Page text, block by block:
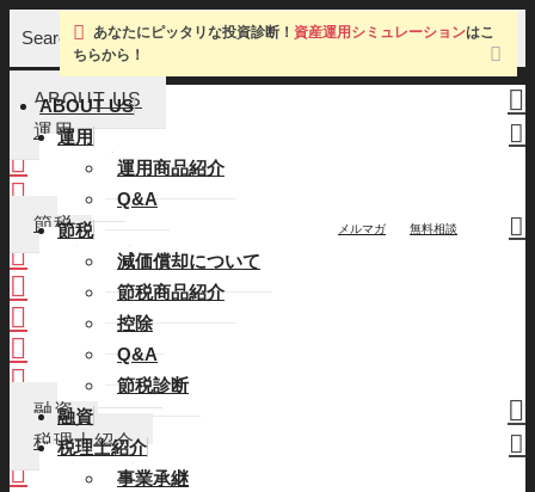
Search
ABOUT US
運用
運用商品紹介
Q&A
節税
減価償却について
節税商品紹介
控除
Q&A
節税診断
融資
税理士紹介
事業承継
メルマガ 無料相談
あなたにピッタリな投資診断！資産運用シミュレーションはこ
ちらから！
ABOUT US
運用
運用商品紹介
Q&A
節税
減価償却について
節税商品紹介
控除
Q&A
節税診断
融資
税理士紹介
事業承継